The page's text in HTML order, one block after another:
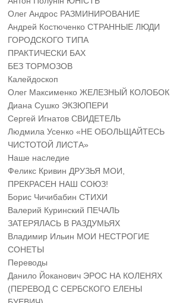
Олег Андрос РАЗМИНИРОВАНИЕ
Андрей Костюченко СТРАННЫЕ ЛЮДИ
ГОРОДСКОГО ТИПА
ПРАКТИЧЕСКИ БАХ
БЕЗ ТОРМОЗОВ
Калейдоскоп
Олег Максименко ЖЕЛЕЗНЫЙ КОЛОБОК
Диана Сушко ЭКЗЮПЕРИ
Сергей Игнатов СВИДЕТЕЛЬ
Людмила Усенко «НЕ ОБОЛЬЩАЙТЕСЬ
ЧИСТОТОЙ ЛИСТА»
Наше наследие
Феликс Кривин ДРУЗЬЯ МОИ,
ПРЕКРАСЕН НАШ СОЮЗ!
Борис Чичибабин СТИХИ
Валерий Куринский ПЕЧАЛЬ
ЗАТЕРЯЛАСЬ В РАЗДУМЬЯХ
Владимир Ильин МОИ НЕСТРОГИЕ
СОНЕТЫ
Переводы
Данило Йоканович ЭРОС НА КОЛЕНЯХ
(ПЕРЕВОД С СЕРБСКОГО ЕЛЕНЫ